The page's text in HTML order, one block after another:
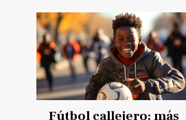
Fútbol callejero: más